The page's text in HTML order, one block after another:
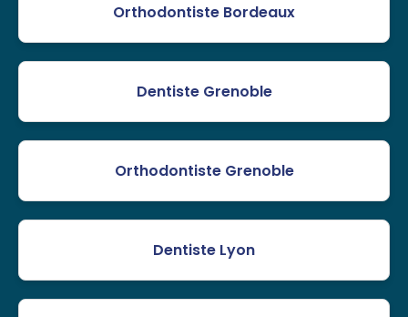
Orthodontiste Bordeaux
Dentiste Grenoble
Orthodontiste Grenoble
Dentiste Lyon